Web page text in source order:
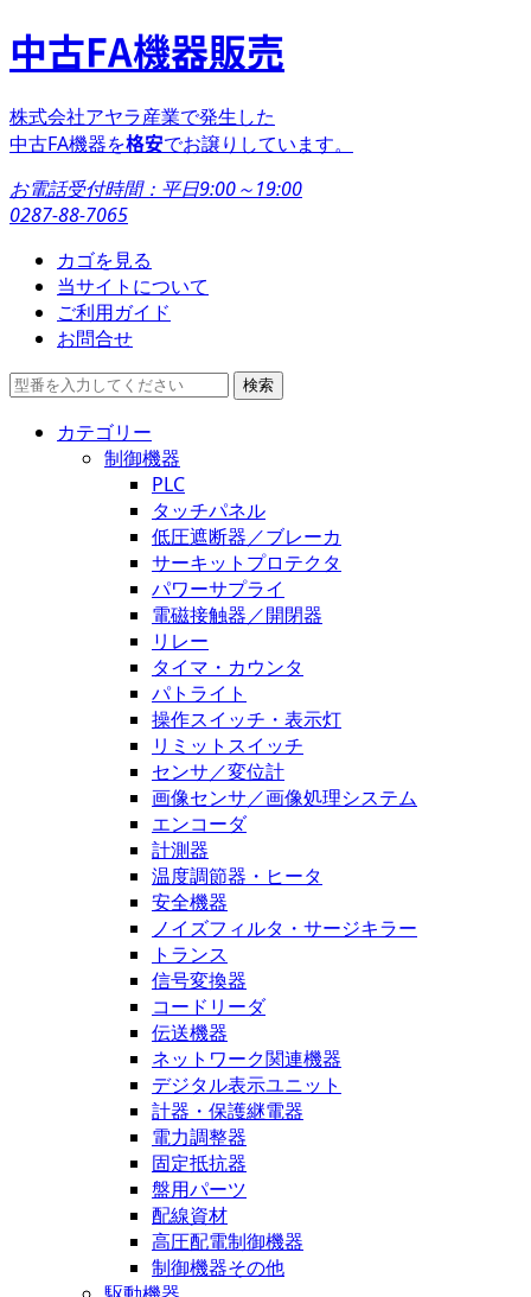
中古FA機器販売
株式会社アヤラ産業で発生した
中古FA機器を格安でお譲りしています。
お電話受付時間： 平日9:00～19:00
0287-88-7065
カゴを見る
当サイトについて
ご利用ガイド
お問合せ
カテゴリー
制御機器
PLC
タッチパネル
低圧遮断器／ブレーカ
サーキットプロテクタ
パワーサプライ
電磁接触器／開閉器
リレー
タイマ・カウンタ
パトライト
操作スイッチ・表示灯
リミットスイッチ
センサ／変位計
画像センサ／画像処理システム
エンコーダ
計測器
温度調節器・ヒータ
安全機器
ノイズフィルタ・サージキラー
トランス
信号変換器
コードリーダ
伝送機器
ネットワーク関連機器
デジタル表示ユニット
計器・保護継電器
電力調整器
固定抵抗器
盤用パーツ
配線資材
高圧配電制御機器
制御機器その他